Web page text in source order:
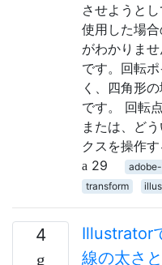
させようと
使用した場
がわかりま
です。回転
く、四角形
です。 回転
または、ど
クスを操作
29
transform
4
Illustrator
線の太さ